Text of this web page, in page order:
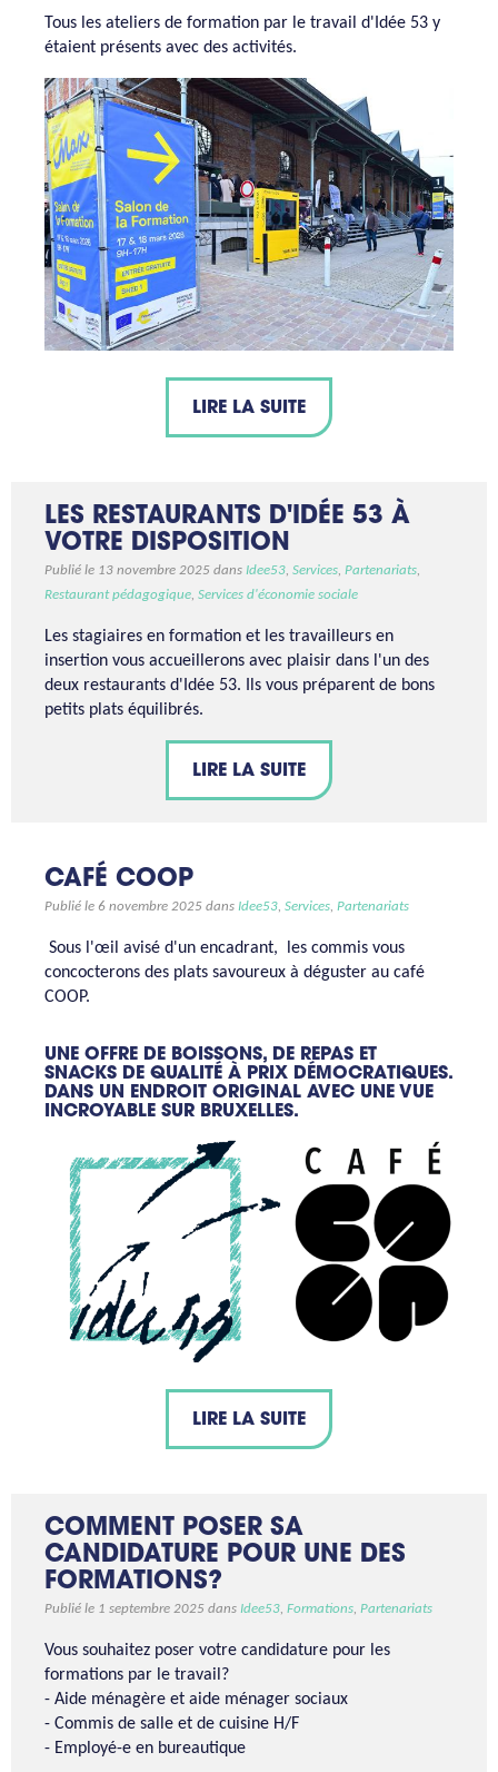
Tous les ateliers de formation par le travail d'Idée 53 y
étaient présents avec des activités.
LIRE LA SUITE
LES RESTAURANTS D'IDÉE 53 À
VOTRE DISPOSITION
Publié le 13 novembre 2025 dans Idee53, Services, Partenariats,
Restaurant pédagogique, Services d'économie sociale
Les stagiaires en formation et les travailleurs en
insertion vous accueillerons avec plaisir dans l'un des
deux restaurants d'Idée 53. Ils vous préparent de bons
petits plats équilibrés.
LIRE LA SUITE
CAFÉ COOP
Publié le 6 novembre 2025 dans Idee53, Services, Partenariats
Sous l'œil avisé d'un encadrant, les commis vous
concocterons des plats savoureux à déguster au café
COOP.
UNE OFFRE DE BOISSONS, DE REPAS ET
SNACKS DE QUALITÉ À PRIX DÉMOCRATIQUES.
DANS UN ENDROIT ORIGINAL AVEC UNE VUE
INCROYABLE SUR BRUXELLES.
LIRE LA SUITE
COMMENT POSER SA
CANDIDATURE POUR UNE DES
FORMATIONS?
Publié le 1 septembre 2025 dans Idee53, Formations, Partenariats
Vous souhaitez poser votre candidature pour les
formations par le travail?
- Aide ménagère et aide ménager sociaux
- Commis de salle et de cuisine H/F
- Employé-e en bureautique